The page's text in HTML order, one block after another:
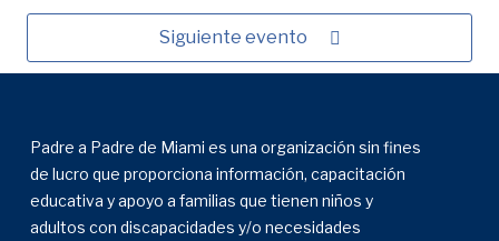
Siguiente evento
Padre a Padre de Miami es una organización sin fines
de lucro que proporciona información, capacitación
educativa y apoyo a familias que tienen niños y
adultos con discapacidades y/o necesidades